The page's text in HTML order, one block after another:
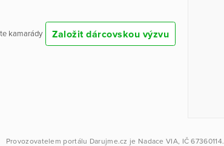
kamarády
Založit dárcovskou výzvu
Provozovatelem portálu Darujme.cz je Nadace VIA, IČ 67360114.